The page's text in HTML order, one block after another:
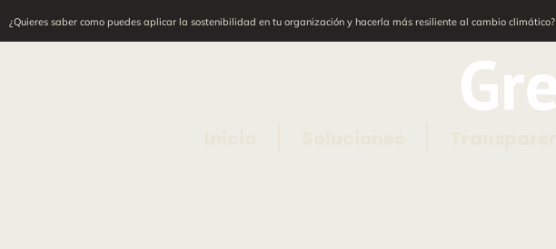
¿Quieres saber como puedes aplicar la sostenibilidad en tu organización y hacerla más resiliente al cambio climático?